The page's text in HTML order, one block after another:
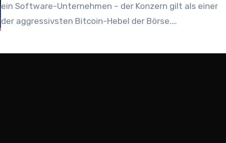
ein Software-Unternehmen – der Konzern gilt als einer
der aggressivsten Bitcoin-Hebel der Börse.